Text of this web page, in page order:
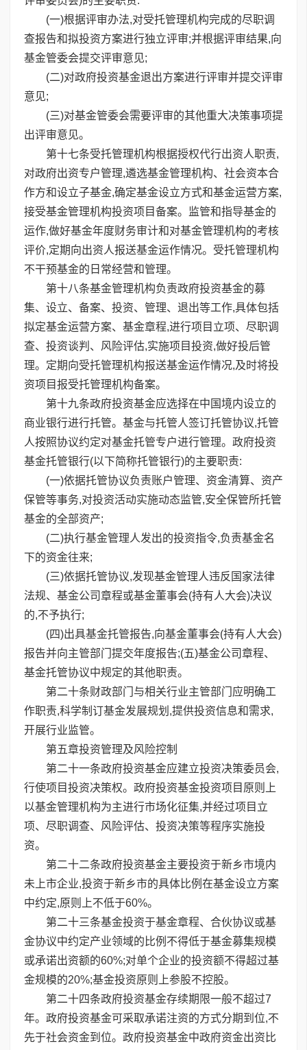
(一)根据评审办法,对受托管理机构完成的尽职调
查报告和拟投资方案进行独立评审;并根据评审结果,向
基金管委会提交评审意见;
(二)对政府投资基金退出方案进行评审并提交评审
意见;
(三)对基金管委会需要评审的其他重大决策事项提
出评审意见。
第十七条受托管理机构根据授权代行出资人职责,
对政府出资专户管理,遴选基金管理机构、社会资本合
作方和设立子基金,确定基金设立方式和基金运营方案,
接受基金管理机构投资项目备案。监管和指导基金的
运作,做好基金年度财务审计和对基金管理机构的考核
评价,定期向出资人报送基金运作情况。受托管理机构
不干预基金的日常经营和管理。
第十八条基金管理机构负责政府投资基金的募
集、设立、备案、投资、管理、退出等工作,具体包括
拟定基金运营方案、基金章程,进行项目立项、尽职调
查、投资谈判、风险评估,实施项目投资,做好投后管
理。定期向受托管理机构报送基金运作情况,及时将投
资项目报受托管理机构备案。
第十九条政府投资基金应选择在中国境内设立的
商业银行进行托管。基金与托管人签订托管协议,托管
人按照协议约定对基金托管专户进行管理。政府投资
基金托管银行(以下简称托管银行)的主要职责:
(一)依据托管协议负责账户管理、资金清算、资产
保管等事务,对投资活动实施动态监管,安全保管所托管
基金的全部资产;
(二)执行基金管理人发出的投资指令,负责基金名
下的资金往来;
(三)依据托管协议,发现基金管理人违反国家法律
法规、基金公司章程或基金董事会(持有人大会)决议
的,不予执行;
(四)出具基金托管报告,向基金董事会(持有人大会)
报告并向主管部门提交年度报告;(五)基金公司章程、
基金托管协议中规定的其他职责。
第二十条财政部门与相关行业主管部门应明确工
作职责,科学制订基金发展规划,提供投资信息和需求,
开展行业监管。
第五章投资管理及风险控制
第二十一条政府投资基金应建立投资决策委员会,
行使项目投资决策权。政府投资基金投资项目原则上
以基金管理机构为主进行市场化征集,并经过项目立
项、尽职调查、风险评估、投资决策等程序实施投
资。
第二十二条政府投资基金主要投资于新乡市境内
未上市企业,投资于新乡市的具体比例在基金设立方案
中约定,原则上不低于60%。
第二十三条基金投资于基金章程、合伙协议或基
金协议中约定产业领域的比例不得低于基金募集规模
或承诺出资额的60%;对单个企业的投资额不得超过基
金规模的20%;基金投资原则上参股不控股。
第二十四条政府投资基金存续期限一般不超过7
年。政府投资基金可采取承诺注资的方式分期到位,不
先于社会资金到位。政府投资基金中政府资金出资比